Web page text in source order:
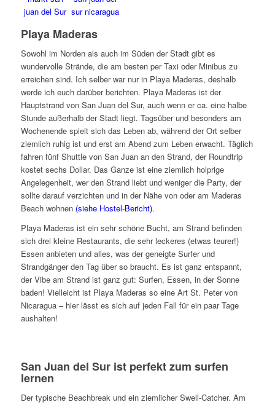
Playa Maderas
Sowohl im Norden als auch im Süden der Stadt gibt es
wundervolle Strände, die am besten per Taxi oder Minibus zu
erreichen sind. Ich selber war nur in Playa Maderas, deshalb
werde ich euch darüber berichten. Playa Maderas ist der
Hauptstrand von San Juan del Sur, auch wenn er ca. eine halbe
Stunde außerhalb der Stadt liegt. Tagsüber und besonders am
Wochenende spielt sich das Leben ab, während der Ort selber
ziemlich ruhig ist und erst am Abend zum Leben erwacht. Täglich
fahren fünf Shuttle von San Juan an den Strand, der Roundtrip
kostet sechs Dollar. Das Ganze ist eine ziemlich holprige
Angelegenheit, wer den Strand liebt und weniger die Party, der
sollte darauf verzichten und in der Nähe von oder am Maderas
Beach wohnen (siehe Hostel-Bericht).
Playa Maderas ist ein sehr schöne Bucht, am Strand befinden
sich drei kleine Restaurants, die sehr leckeres (etwas teurer!)
Essen anbieten und alles, was der geneigte Surfer und
Strandgänger den Tag über so braucht. Es ist ganz entspannt,
der Vibe am Strand ist ganz gut: Surfen, Essen, in der Sonne
baden! Vielleicht ist Playa Maderas so eine Art St. Peter von
Nicaragua – hier lässt es sich auf jeden Fall für ein paar Tage
aushalten!
San Juan del Sur ist perfekt zum surfen
lernen
Der typische Beachbreak und ein ziemlicher Swell-Catcher. Am